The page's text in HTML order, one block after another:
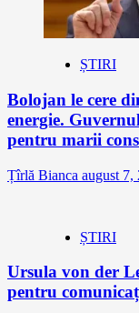
ȘTIRI
Bolojan le cere
energie.
pentru marii
Țîrlă Bianca august 7,
ȘTIRI
Ursula von der
pentru